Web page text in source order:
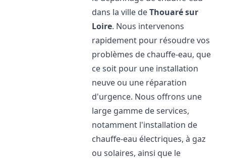
dans la ville deThouaré sur
Loire. Nous intervenons
rapidement pour résoudre vos
problèmes de chauffe-eau, que
ce soit pour une installation
neuve ou une réparation
d'urgence. Nous offrons une
large gamme de services,
notamment l'installation de
chauffe-eau électriques, à gaz
ou solaires, ainsi que le